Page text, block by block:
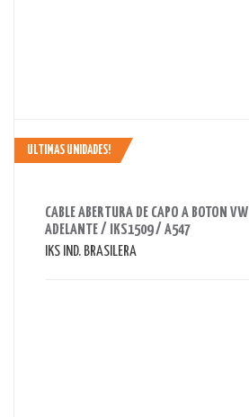
ULTIMAS UNIDADES!
CABLE ABERTURA DE CAPO A BOTON
ADELANTE / IKS1509 / A547
IKS IND. BRASILERA